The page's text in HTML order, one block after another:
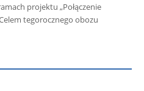
projektu „Połączenie
tegorocznego obozu
Borowik
Antoni Radczenko
Artur Płokszto
Grzegorz Górny
SDB